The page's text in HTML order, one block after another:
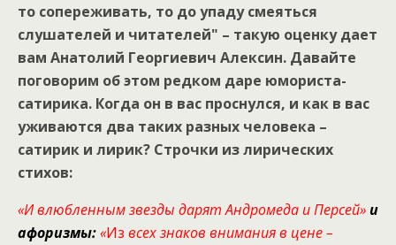
то сопереживать, то до упаду смеяться
слушателей и читателей" – такую оценку дает
вам Анатолий Георгиевич Алексин. Давайте
поговорим об этом редком даре юмориста-
сатирика. Когда он в вас проснулся, и как в вас
уживаются два таких разных человека –
сатирик и лирик? Строчки из лирических
стихов:
«И влюбленным звезды дарят Андромеда и Персей» и
афоризмы:«Из всех знаков внимания в цене –